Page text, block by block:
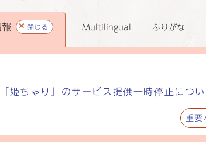
閉じる
姫ちゃり」のサービス提供一時停止につい
重要
Multilingual ふりがな